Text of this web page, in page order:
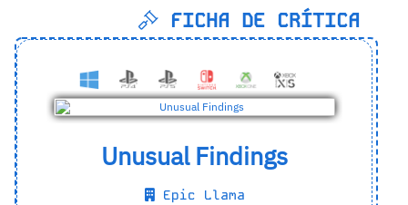
FICHA DE CRÍTICA
Unusual Findings
Epic Llama